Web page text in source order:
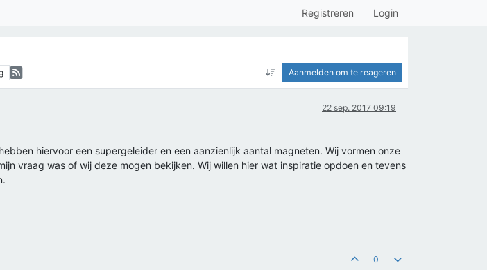
Registreren Login
Aanmelden om te reageren
22 sep. 2017 09:19
hiervoor een supergeleider en een aanzienlijk aantal magneten. Wij vormen onze
vraag was of wij deze mogen bekijken. Wij willen hier wat inspiratie opdoen en tevens
0